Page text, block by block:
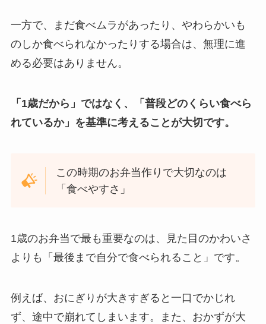
一方で、まだ食べムラがあったり、やわらかいも
のしか食べられなかったりする場合は、無理に進
める必要はありません。
「1歳だから」ではなく、「普段どのくらい食べら
れているか」を基準に考えることが大切です。
この時期のお弁当作りで大切なのは
「食べやすさ」
1歳のお弁当で最も重要なのは、見た目のかわいさ
よりも「最後まで自分で食べられること」です。
例えば、おにぎりが大きすぎると一口でかじれ
ず、途中で崩れてしまいます。また、おかずが大